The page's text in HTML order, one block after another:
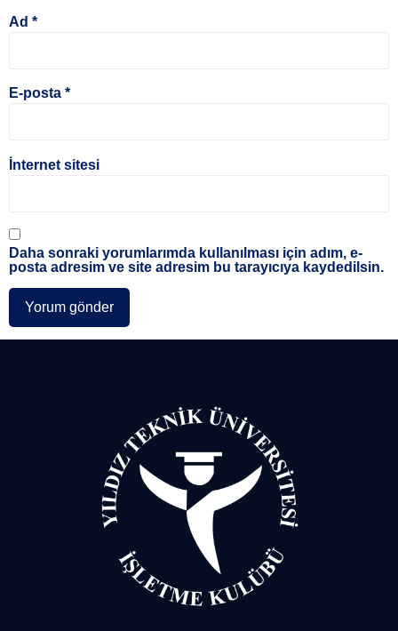
Ad *
E-posta *
İnternet sitesi
Daha sonraki yorumlarımda kullanılması için adım, e-
posta adresim ve site adresim bu tarayıcıya kaydedilsin.